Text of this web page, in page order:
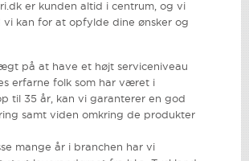
er kunden altid i centrum, og vi
vi kan for at opfylde dine ønsker og
på at have et højt serviceniveau
erfarne folk som har været i
til 35 år, kan vi garanterer en god
samt viden omkring de produkter
mange år i branchen har vi